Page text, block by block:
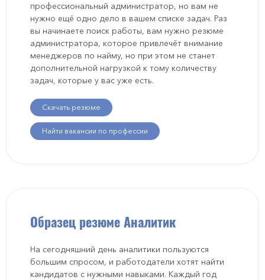
профессиональный администратор, но вам не
нужно ещё одно дело в вашем списке задач. Раз
вы начинаете поиск работы, вам нужно резюме
администратора, которое привлечёт внимание
менеджеров по найму, но при этом не станет
дополнительной нагрузкой к тому количеству
задач, которые у вас уже есть.
Скачать резюме
Найти вакансии по профессии
Образец резюме Аналитик
На сегодняшний день аналитики пользуются
большим спросом, и работодатели хотят найти
кандидатов с нужными навыками. Каждый год